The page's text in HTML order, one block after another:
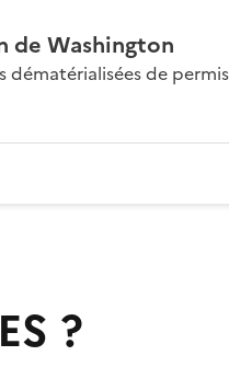
de Washington
dématérialisées de
?